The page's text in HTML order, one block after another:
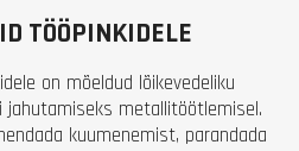
TÖÖPINKIDELE
on mõeldud lõikevedeliku
metallitöötlemisel.
kuumenemist, parandada